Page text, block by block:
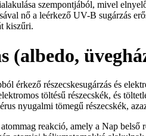
szempontjából, mivel
nő a leérkező UV-B sugárzás
kiszűri.
(albedo,
érkező részecskesugárzás és
töltésű részecskék, és
nyugalmi tömegű részecskék,
reakció, amely a Nap